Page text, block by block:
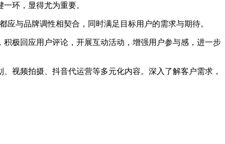
环，显得尤为重要。
与品牌调性相契合，同时满足目标用户的需求与期待。
极回应用户评论，开展互动活动，增强用户参与感，进一步
频拍摄、抖音代运营等多元化内容。深入了解客户需求，